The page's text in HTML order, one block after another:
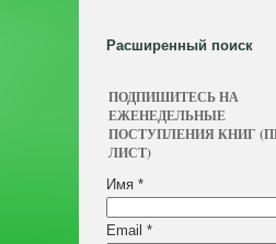
Расширенный поиск
ПОДПИШИТЕСЬ НА
ЕЖЕНЕДЕЛЬНЫЕ
ПОСТУПЛЕНИЯ КНИГ
ЛИСТ)
Имя *
Email *